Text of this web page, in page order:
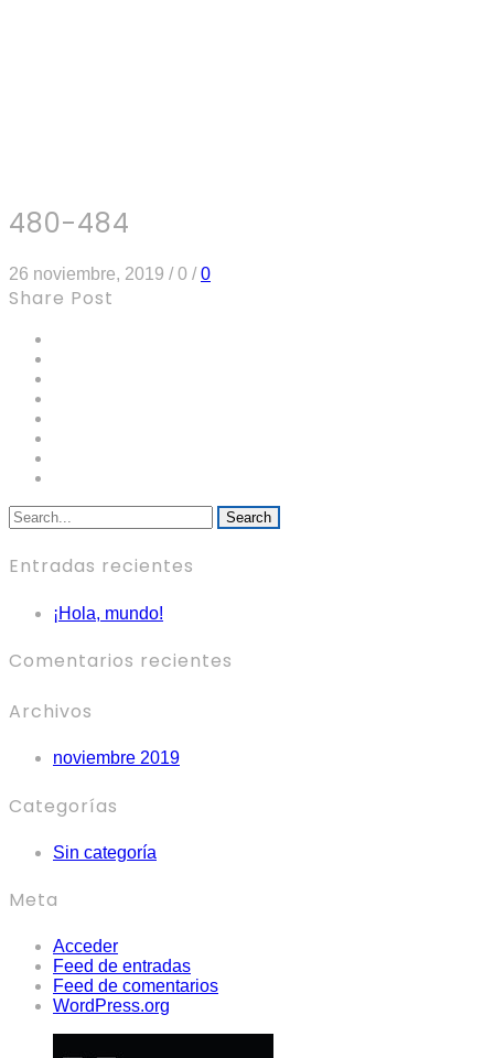
480-484
26 noviembre, 2019 / 0 / 0
Share Post
Search
Entradas recientes
¡Hola, mundo!
Comentarios recientes
Archivos
noviembre 2019
Categorías
Sin categoría
Meta
Acceder
Feed de entradas
Feed de comentarios
WordPress.org